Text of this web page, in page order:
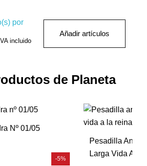
por
IVA incluido
Añadir artículos
de Planeta
Nº 01/05
-5%
Pesadilla Antes
Larga Vida A